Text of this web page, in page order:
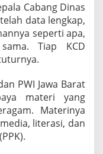
Cabang Dinas
data lengkap,
seperti apa,
Tiap KCD
PWI Jawa Barat
materi yang
Materinya
literasi, dan